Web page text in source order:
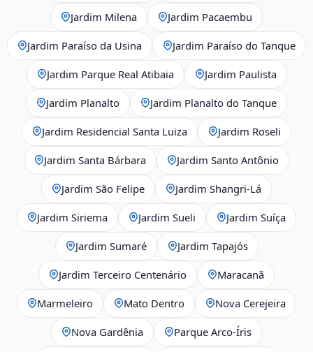
Jardim Milena Jardim Pacaembu
Jardim Paraíso da Usina Jardim Paraíso do Tanque
Jardim Parque Real Atibaia Jardim Paulista
Jardim Planalto Jardim Planalto do Tanque
Jardim Residencial Santa Luiza Jardim Roseli
Jardim Santa Bárbara Jardim Santo Antônio
Jardim São Felipe Jardim Shangri-Lá
Jardim Siriema Jardim Sueli Jardim Suíça
Jardim Sumaré Jardim Tapajós
Jardim Terceiro Centenário Maracanã
Marmeleiro Mato Dentro Nova Cerejeira
Nova Gardênia Parque Arco-Íris